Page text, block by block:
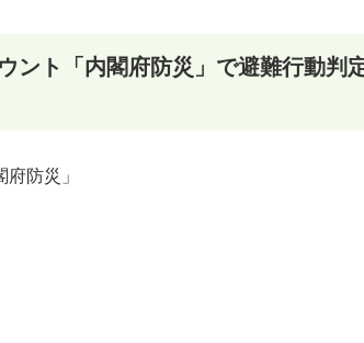
ント「内閣府防災」で避難行動判
防災」